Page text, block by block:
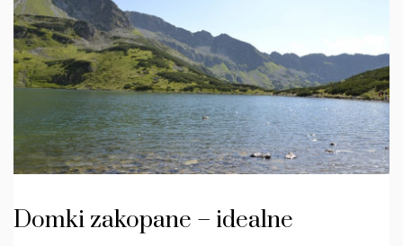
Domki zakopane – idealne